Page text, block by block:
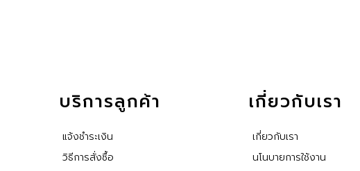
บริการลูกค้า
แจ้งชำระเงิน
วิธีการสั่งซื้อ
เกี่ยวกับเรา
เกี่ยวกับเรา
นโนบายการใช้งาน